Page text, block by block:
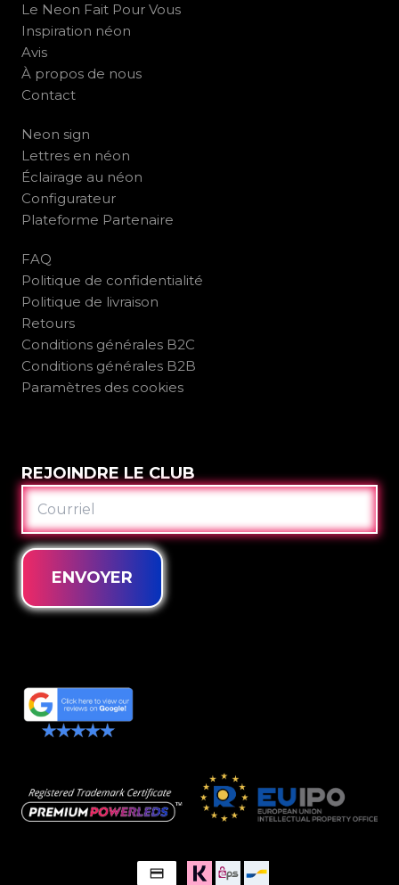
Le Neon Fait Pour Vous
Inspiration néon
Avis
À propos de nous
Contact
Neon sign
Lettres en néon
Éclairage au néon
Configurateur
Plateforme Partenaire
FAQ
Politique de confidentialité
Politique de livraison
Retours
Conditions générales B2C
Conditions générales B2B
Paramètres des cookies
REJOINDRE LE CLUB
COURRIEL
ENVOYER